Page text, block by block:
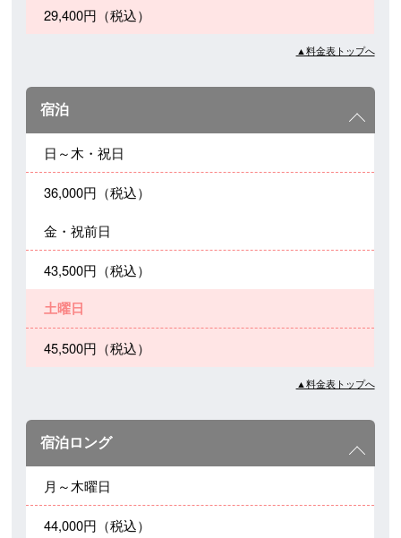
29,400円（税込）
▲料金表トップへ
宿泊
日～木・祝日
36,000円（税込）
金・祝前日
43,500円（税込）
土曜日
45,500円（税込）
▲料金表トップへ
宿泊ロング
月～木曜日
44,000円（税込）